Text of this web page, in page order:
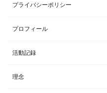
プライバシーポリシー
プロフィール
活動記録
理念